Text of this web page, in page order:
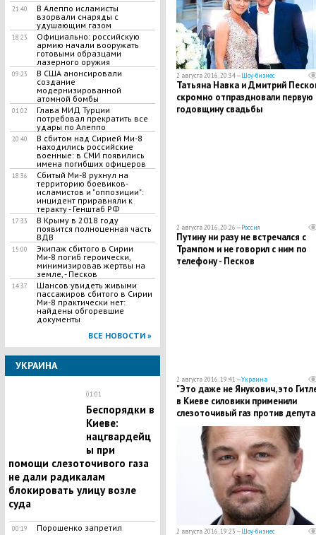
21:40
В Алеппо исламисты
взорвали снаряды с
удушающим газом
18:23
Официально: российскую
армию начали вооружать
готовыми образцами
лазерного оружия
09:23
В США анонсировали
создание
модернизированной
атомной бомбы
01:02
Глава МИД Турции
потребовал прекратить все
удары по Алеппо
20:40
В сбитом над Сирией Ми-8
находились российские
военные: в СМИ появились
имена погибших офицеров
18:36
Сбитый Ми-8 рухнул на
территорию боевиков-
исламистов и "оппозиции":
инцидент приравняли к
теракту - Генштаб РФ
17:33
В Крыму в 2018 году
появится полноценная часть
ВДВ
15:00
Экипаж сбитого в Сирии
Ми-8 погиб героически,
минимизировав жертвы на
земле, - Песков
14:37
Шансов увидеть живыми
пассажиров сбитого в Сирии
Ми-8 практически нет:
найдены обгоревшие
документы
ВСЕ НОВОСТИ »
УКРАИНА
01:01
Беспорядки в
Киеве:
нацгвардейц
ы при
помощи слезоточивого газа
не дали радикалам
блокировать улицу возле
суда
00:19
Порошенко запретил
2 августа 2016, 20:34 —Шоу-бизнес
Татьяна Навка и Дмитрий
скромно отпраздновали первую
годовщину свадьбы
2 августа 2016, 20:26 —Россия
Путину ни разу не встречался с
Трампом и не говорил с ним по
телефону - Песков
2 августа 2016, 19:41 —Украина
"Это даже не Янукович, это
в Киеве силовики применили
слезоточивый газ против
ВР Семенченко
2 августа 2016, 19:23 —Шоу-бизнес